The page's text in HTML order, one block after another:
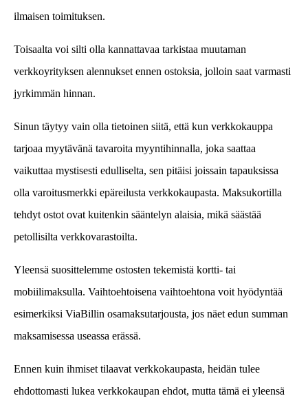
ilmaisen toimituksen.
Toisaalta voi silti olla kannattavaa tarkistaa muutaman
verkkoyrityksen alennukset ennen ostoksia, jolloin saat varmasti
jyrkimmän hinnan.
Sinun täytyy vain olla tietoinen siitä, että kun verkkokauppa
tarjoaa myytävänä tavaroita myyntihinnalla, joka saattaa
vaikuttaa mystisesti edulliselta, sen pitäisi joissain tapauksissa
olla varoitusmerkki epäreilusta verkkokaupasta. Maksukortilla
tehdyt ostot ovat kuitenkin sääntelyn alaisia, mikä säästää
petollisilta verkkovarastoilta.
Yleensä suosittelemme ostosten tekemistä kortti- tai
mobiilimaksulla. Vaihtoehtoisena vaihtoehtona voit hyödyntää
esimerkiksi ViaBillin osamaksutarjousta, jos näet edun summan
maksamisessa useassa erässä.
Ennen kuin ihmiset tilaavat verkkokaupasta, heidän tulee
ehdottomasti lukea verkkokaupan ehdot, mutta tämä ei yleensä